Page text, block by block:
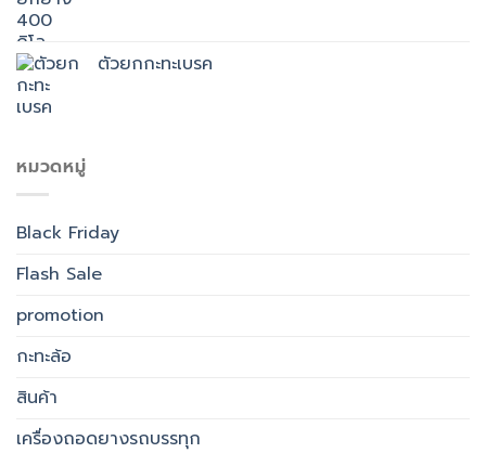
ตัวยกกะทะเบรค
หมวดหมู่
Black Friday
Flash Sale
promotion
กะทะล้อ
สินค้า
เครื่องถอดยางรถบรรทุก